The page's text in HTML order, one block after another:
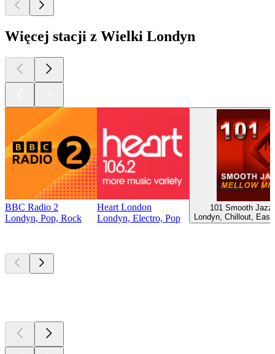
Więcej stacji z Wielki Londyn
BBC Radio 2
Londyn, Pop, Rock
Heart London
Londyn, Electro, Pop
101 Smooth
Londyn, Chillout,